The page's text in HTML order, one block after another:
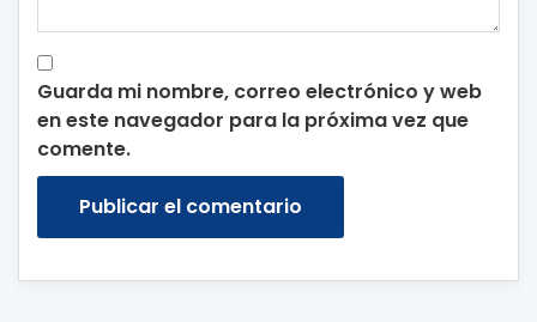
Guarda mi nombre, correo electrónico y web
en este navegador para la próxima vez que
comente.